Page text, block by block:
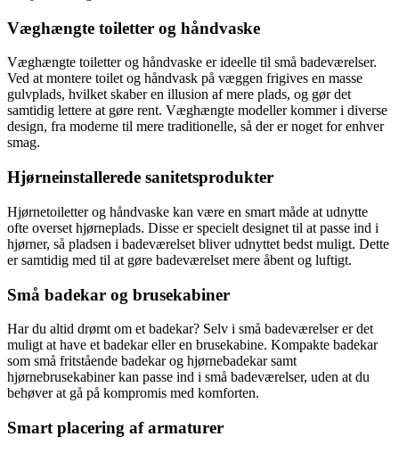
Væghængte toiletter og håndvaske
Væghængte toiletter og håndvaske er ideelle til små badeværelser.
Ved at montere toilet og håndvask på væggen frigives en masse
gulvplads, hvilket skaber en illusion af mere plads, og gør det
samtidig lettere at gøre rent. Væghængte modeller kommer i diverse
design, fra moderne til mere traditionelle, så der er noget for enhver
smag.
Hjørneinstallerede sanitetsprodukter
Hjørnetoiletter og håndvaske kan være en smart måde at udnytte
ofte overset hjørneplads. Disse er specielt designet til at passe ind i
hjørner, så pladsen i badeværelset bliver udnyttet bedst muligt. Dette
er samtidig med til at gøre badeværelset mere åbent og luftigt.
Små badekar og brusekabiner
Har du altid drømt om et badekar? Selv i små badeværelser er det
muligt at have et badekar eller en brusekabine. Kompakte badekar
som små fritstående badekar og hjørnebadekar samt
hjørnebrusekabiner kan passe ind i små badeværelser, uden at du
behøver at gå på kompromis med komforten.
Smart placering af armaturer